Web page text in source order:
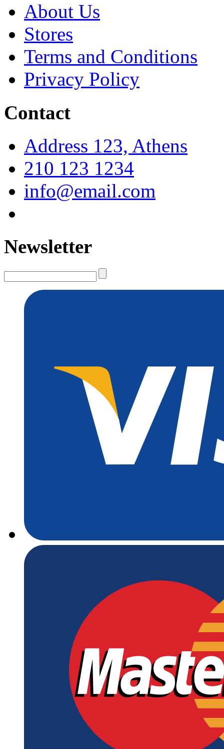
About Us
Stores
Terms and Conditions
Privacy Policy
Contact
Address 123, Athens
210 123 1234
info@email.com
Newsletter